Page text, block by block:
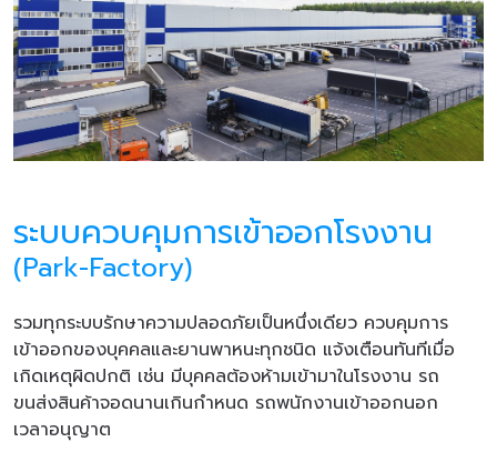
ระบบควบคุมการเข้าออกโรงงาน
(Park-Factory)
รวมทุกระบบรักษาความปลอดภัยเป็นหนึ่งเดียว ควบคุมการ
เข้าออกของบุคคลและยานพาหนะทุกชนิด แจ้งเตือนทันทีเมื่อ
เกิดเหตุผิดปกติ เช่น มีบุคคลต้องห้ามเข้ามาในโรงงาน รถ
ขนส่งสินค้าจอดนานเกินกำหนด รถพนักงานเข้าออกนอก
เวลาอนุญาต